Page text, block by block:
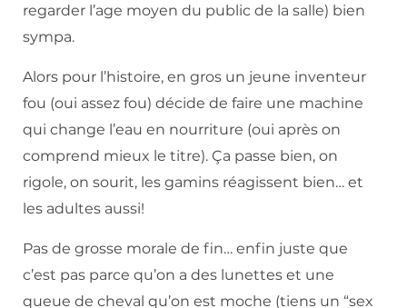
regarder l’age moyen du public de la salle) bien
sympa.
Alors pour l’histoire, en gros un jeune inventeur
fou (oui assez fou) décide de faire une machine
qui change l’eau en nourriture (oui après on
comprend mieux le titre). Ça passe bien, on
rigole, on sourit, les gamins réagissent bien… et
les adultes aussi!
Pas de grosse morale de fin… enfin juste que
c’est pas parce qu’on a des lunettes et une
queue de cheval qu’on est moche (tiens un “sex